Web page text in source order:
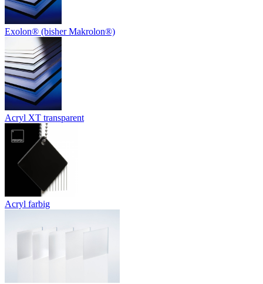
Exolon® (bisher Makrolon®)
Acryl XT transparent
Acryl farbig